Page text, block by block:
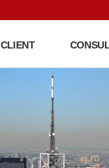
CLIENT